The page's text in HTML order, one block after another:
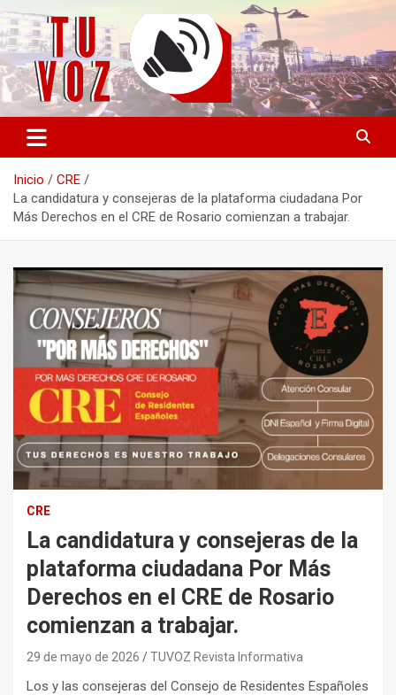
Saltar
contenido
TU VOZ
Información PLURAL y LIBRE
Inicio
CRE
La candidatura y consejeras de la plataforma ciudadana Por
Más Derechos en el CRE de Rosario comienzan a trabajar.
CRE
La candidatura y consejeras de la
plataforma ciudadana Por Más
Derechos en el CRE de Rosario
comienzan a trabajar.
29 de mayo de 2026 TUVOZ Revista Informativa
Los y las consejeras del Consejo de Residentes Españoles